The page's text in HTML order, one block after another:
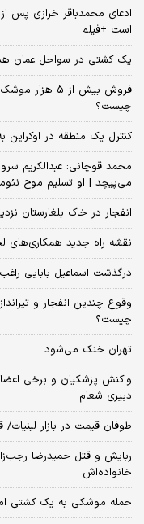
ادعای محمدباقر خرازی پس
است +فیلم
یک کشتی در سواحل عمان
فروش بیش از
چیست؟
کنترل یک منطقه در
محمد قوچانی: عبدالکریم
می‌پیچد | او تسلیم موج
انفجار در خاک بلغارستان
نقشه راه جدید همکاری‌های
درگذشت اسماعیل بابایی
وقوع چندین انفجار و
چیست؟
تهران خنک می‌شود
واکنش پزشکیان و برخی
دبیری شعام
طوفان قیمت در بازار
ربایش و قتل حمیدرضا
خانواده‌اش
حمله موشکی به یک کشتی